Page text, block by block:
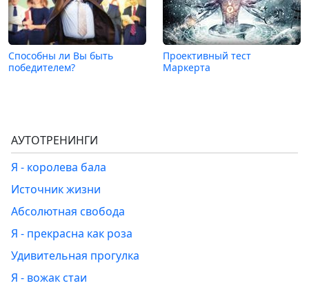
Способны ли Вы быть
победителем?
Проективный тест
Маркерта
АУТОТРЕНИНГИ
Я - королева бала
Источник жизни
Абсолютная свобода
Я - прекрасна как роза
Удивительная прогулка
Я - вожак стаи